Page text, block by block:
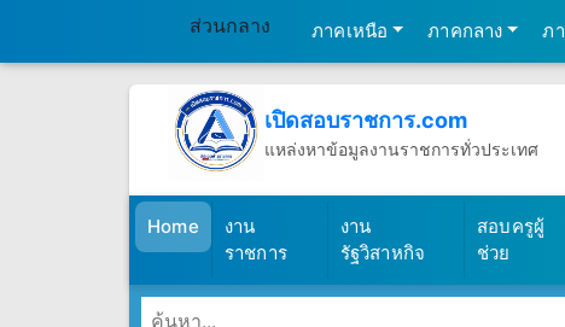
ส่วนกลาง ภาคเหนือ ภาคกลาง ภ
เปิดสอบราชการ.com
แหล่งหาข้อมูลงานราชการทั่วประเทศ
Home(เปิดสอบราชการ)
งาน
ราชการ
งาน
รัฐวิสาหกิจ
สอบครูผู้
ช่วย